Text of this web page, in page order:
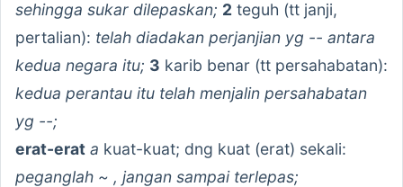
sehingga sukar dilepaskan; 2 teguh (tt janji,
pertalian): telah diadakan perjanjian yg -- antara
kedua negara itu; 3 karib benar (tt persahabatan):
kedua perantau itu telah menjalin persahabatan
yg --;
erat-erat a kuat-kuat; dng kuat (erat) sekali:
peganglah ~ , jangan sampai terlepas;